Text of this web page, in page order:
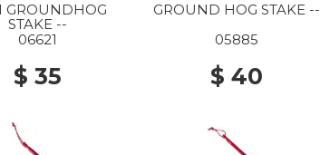
GROUNDHOG
STAKE --
06621
$ 35
GROUND HOG STAKE --
05885
$ 40